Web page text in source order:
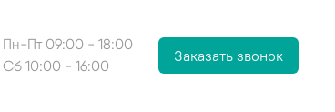
Пн-Пт 09:00 - 18:00
Сб 10:00 - 16:00
Заказать звонок